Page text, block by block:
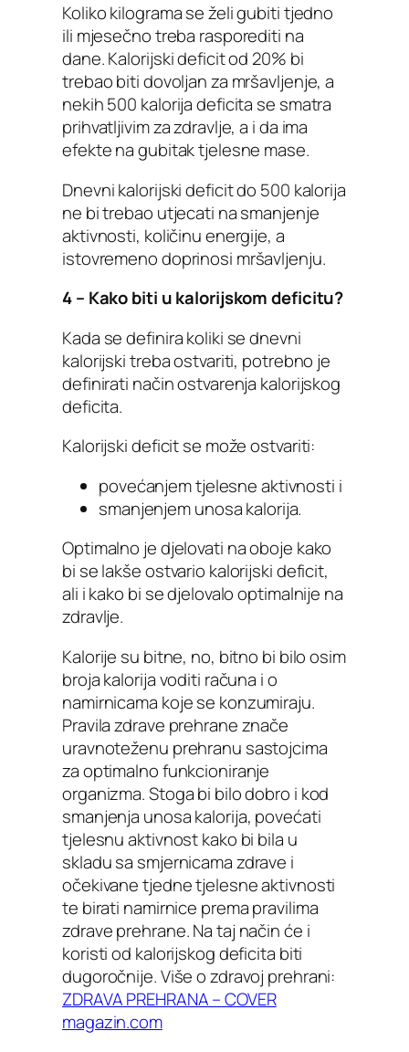
Koliko kilograma se želi gubiti tjedno
ili mjesečno treba rasporediti na
dane. Kalorijski deficit od 20% bi
trebao biti dovoljan za mršavljenje, a
nekih 500 kalorija deficita se smatra
prihvatljivim za zdravlje, a i da ima
efekte na gubitak tjelesne mase.
Dnevni kalorijski deficit do 500 kalorija
ne bi trebao utjecati na smanjenje
aktivnosti, količinu energije, a
istovremeno doprinosi mršavljenju.
4 – Kako biti u kalorijskom deficitu?
Kada se definira koliki se dnevni
kalorijski treba ostvariti, potrebno je
definirati način ostvarenja kalorijskog
deficita.
Kalorijski deficit se može ostvariti:
povećanjem tjelesne aktivnosti i
smanjenjem unosa kalorija.
Optimalno je djelovati na oboje kako
bi se lakše ostvario kalorijski deficit,
ali i kako bi se djelovalo optimalnije na
zdravlje.
Kalorije su bitne, no, bitno bi bilo osim
broja kalorija voditi računa i o
namirnicama koje se konzumiraju.
Pravila zdrave prehrane znače
uravnoteženu prehranu sastojcima
za optimalno funkcioniranje
organizma. Stoga bi bilo dobro i kod
smanjenja unosa kalorija, povećati
tjelesnu aktivnost kako bi bila u
skladu sa smjernicama zdrave i
očekivane tjedne tjelesne aktivnosti
te birati namirnice prema pravilima
zdrave prehrane. Na taj način će i
koristi od kalorijskog deficita biti
dugoročnije. Više o zdravoj prehrani:
ZDRAVA PREHRANA – COVER
magazin.com